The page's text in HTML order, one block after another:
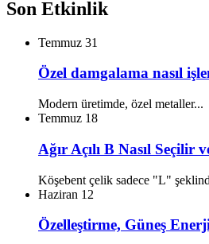
Son Etkinlik
Temmuz 31
Özel damgalama nasıl
Modern üretimde, özel metaller...
Temmuz 18
Ağır Açılı B Nasıl Seçilir
Köşebent çelik sadece "L"
Haziran 12
Özelleştirme, Güneş